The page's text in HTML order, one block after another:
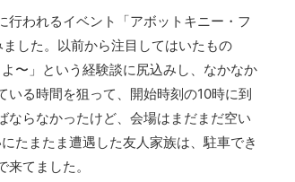
行われるイベント「アボットキニー・フ
した。以前から注目してはいたもの
〜」という経験談に尻込みし、なかなか
る時間を狙って、開始時刻の10時に到
らなかったけど、会場はまだまだ空い
たまたま遭遇した友人家族は、駐車でき
てました。